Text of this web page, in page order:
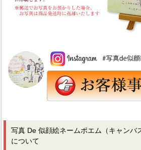
写真 De 似顔絵ネームポエム（キャン
について